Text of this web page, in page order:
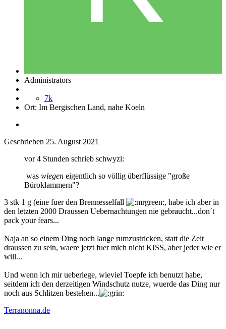
Administrators
7k
Ort: Im Bergischen Land, nahe Koeln
Geschrieben 25. August 2021
vor 4 Stunden schrieb schwyzi:
was wiegen eigentlich so völlig überflüssige "große
Büroklammern"?
3 stk 1 g (eine fuer den Brennesselfall
, habe ich aber in
den letzten 2000 Draussen Uebernachtungen nie gebraucht...don´t
pack your fears...
Naja an so einem Ding noch lange rumzustricken, statt die Zeit
draussen zu sein, waere jetzt fuer mich nicht KISS, aber jeder wie er
will...
Und wenn ich mir ueberlege, wieviel Toepfe ich benutzt habe,
seitdem ich den derzeitigen Windschutz nutze, wuerde das Ding nur
noch aus Schlitzen bestehen...
Terranonna.de